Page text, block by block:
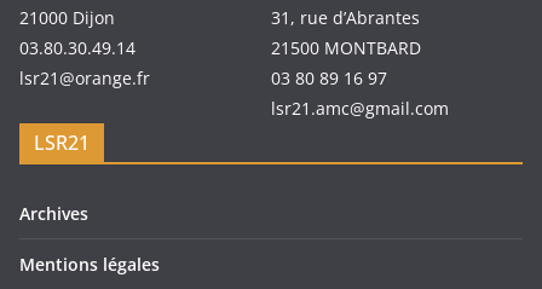
21000 Dijon
03.80.30.49.14
lsr21@orange.fr
31, rue d’Abrantes
21500 MONTBARD
03 80 89 16 97
lsr21.amc@gmail.com
LSR21
Archives
Mentions légales